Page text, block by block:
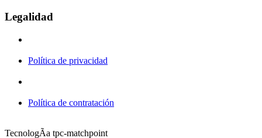
Legalidad
Política de privacidad
Política de contratación
TecnologÃ­a tpc-matchpoint